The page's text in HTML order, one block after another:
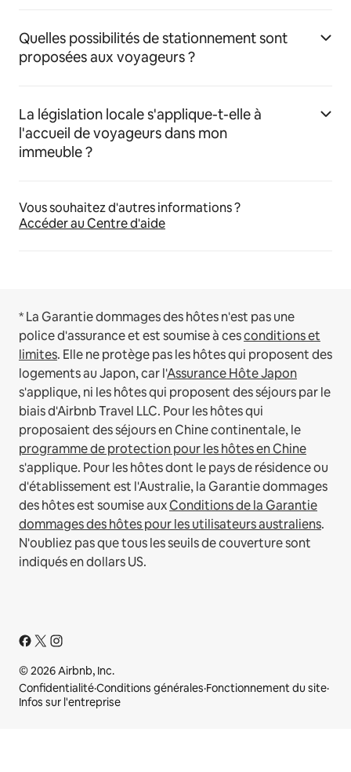
Quelles possibilités de stationnement sont
proposées aux voyageurs ?
La législation locale s'applique-t-elle à
l'accueil de voyageurs dans mon
immeuble ?
Vous souhaitez d'autres informations ?
Accéder au Centre d'aide
* La Garantie dommages des hôtes n'est pas une
police d'assurance et est soumise à cesconditions et
limites. Elle ne protège pas les hôtes qui proposent des
logements au Japon, car l'Assurance Hôte Japon
s'applique, ni les hôtes qui proposent des séjours par le
biais d'Airbnb Travel LLC. Pour les hôtes qui
proposaient des séjours en Chine continentale, le
programme de protection pour les hôtes en Chine
s'applique. Pour les hôtes dont le pays de résidence ou
d'établissement est l'Australie, la Garantie dommages
des hôtes est soumise auxConditions de la Garantie
dommages des hôtes pour les utilisateurs australiens.
N'oubliez pas que tous les seuils de couverture sont
indiqués en dollars US.
© 2026 Airbnb, Inc.
Confidentialité·Conditions générales·Fonctionnement du site·
Infos sur l'entreprise